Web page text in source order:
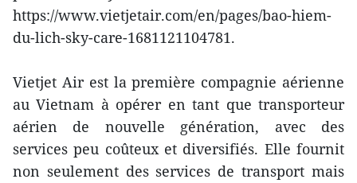
https://www.vietjetair.com/en/pages/bao-hiem-
du-lich-sky-care-1681121104781.
Vietjet Air est la première compagnie aérienne
au Vietnam à opérer en tant que transporteur
aérien de nouvelle génération, avec des
services peu coûteux et diversifiés. Elle fournit
non seulement des services de transport mais